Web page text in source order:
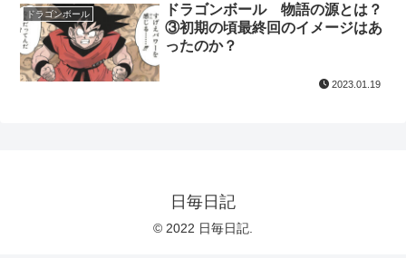
ドラゴンボール
ドラゴンボール 物語の源とは？
③初期の頃最終回のイメージはあ
ったのか？
2023.01.19
日毎日記
© 2022 日毎日記.